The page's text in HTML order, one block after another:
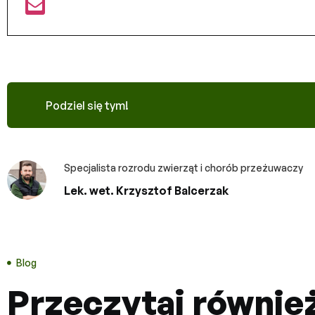
Podziel się tym!
Lek. wet. Krzysztof Balcerzak
Specjalista rozrodu zwierząt i chorób przeżuwaczy
Blog
Przeczytaj